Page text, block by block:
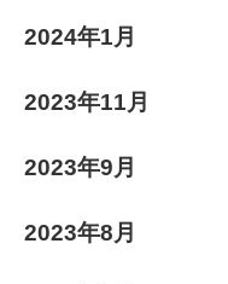
2024年1月
2023年11月
2023年9月
2023年8月